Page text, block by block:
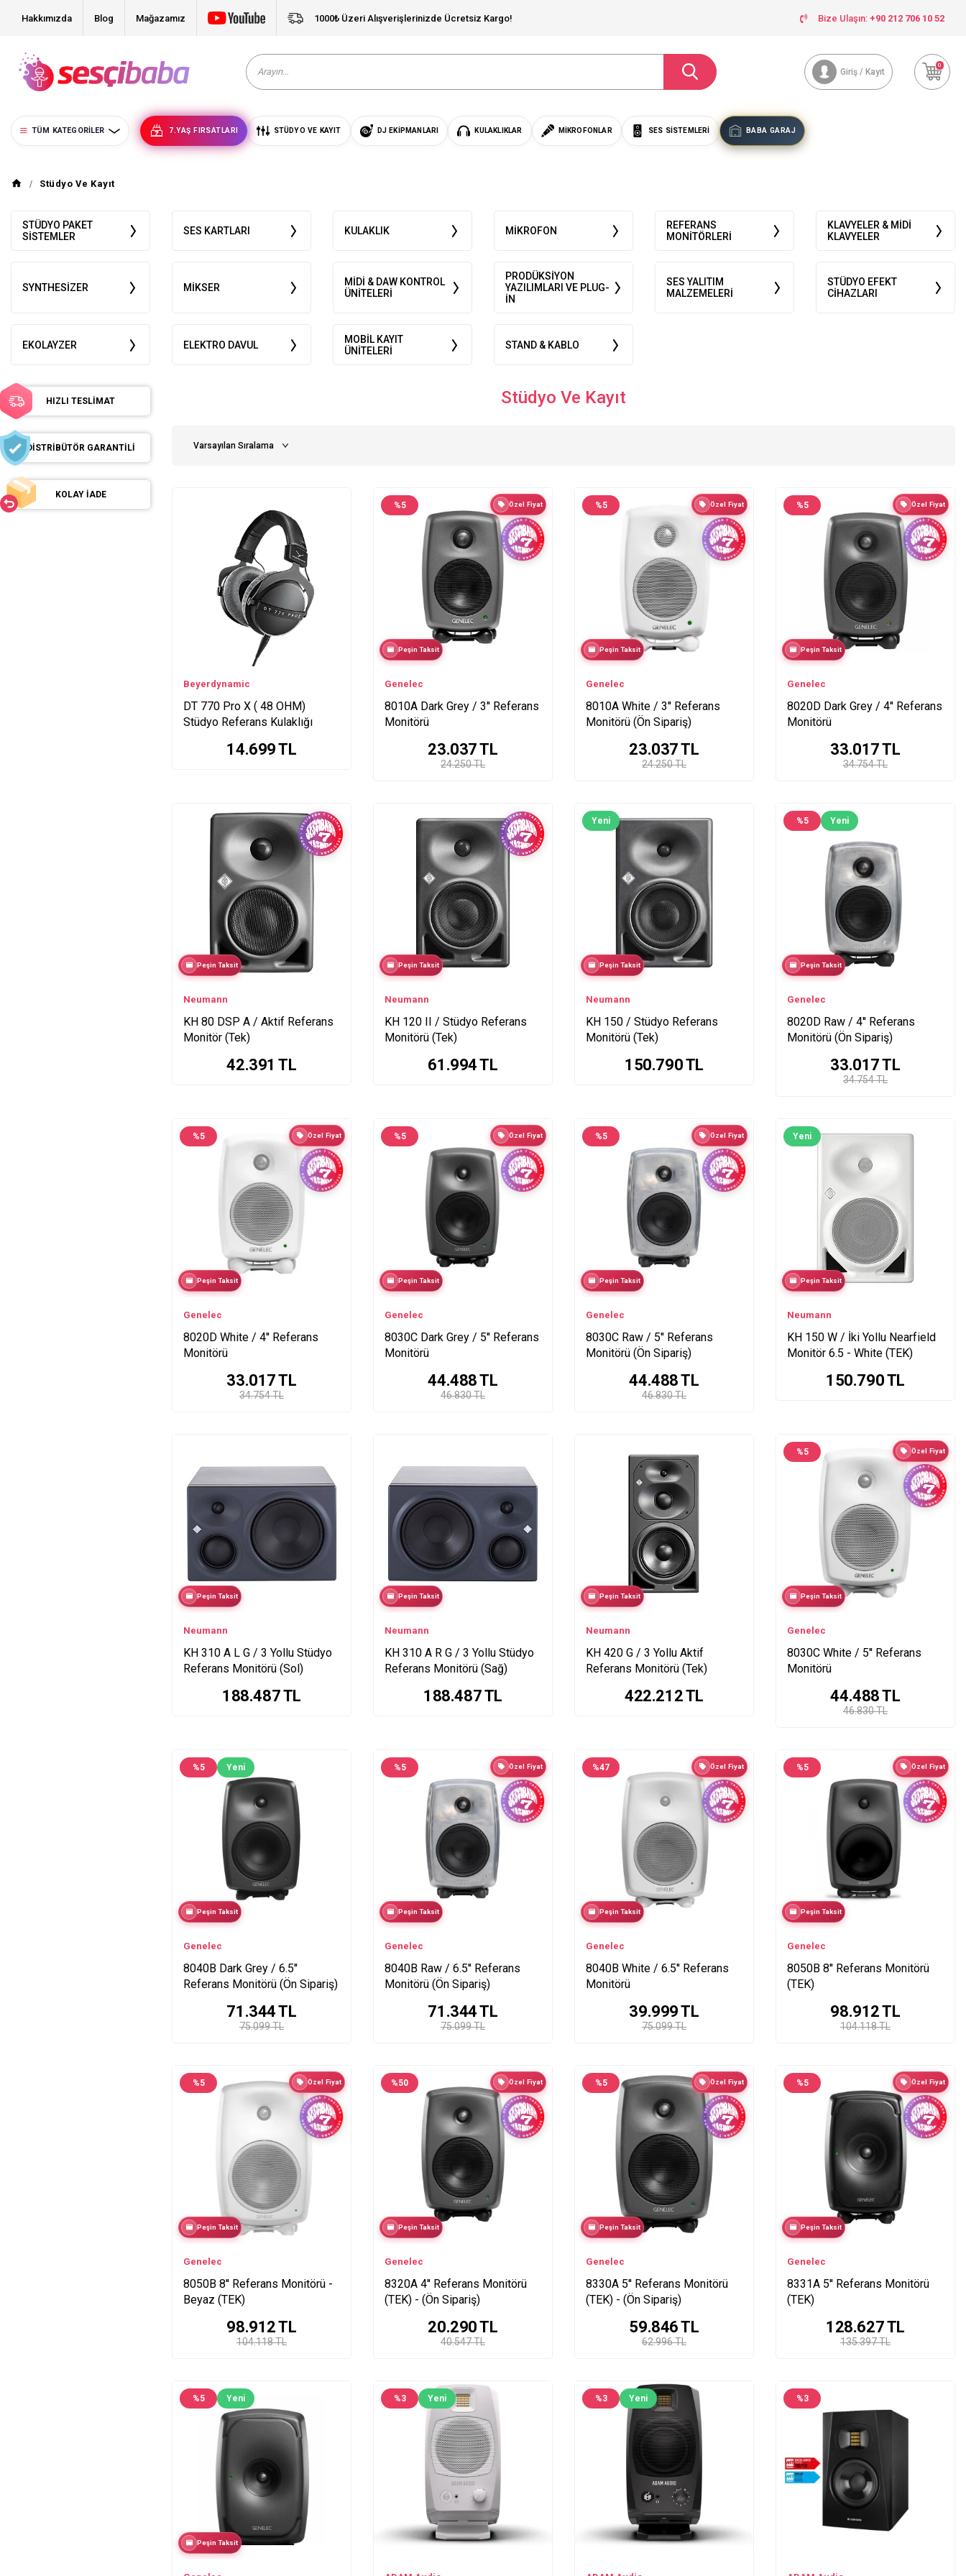
Hakkımızda Blog Mağazamız 1000₺ Üzeri Alışverişlerinizde Ücretsiz Kargo! Bize Ulaşın: +90 212 706 10 52
Giriş / Kayıt
0
TÜM KATEGORILER 7.YAŞ FIRSATLARI STÜDYO VE KAYIT DJ EKIPMANLARI KULAKLIKLAR MIKROFONLAR SES SISTEMLERI BABA GARAJ
Stüdyo Ve Kayıt
STÜDYO PAKET
SISTEMLER
SES KARTLARI KULAKLIK MIKROFON
REFERANS
MONITÖRLERI
KLAVYELER & MIDI
KLAVYELER
SYNTHESIZER MIKSER
MIDI & DAW KONTROL
ÜNITELERI
PRODÜKSIYON
YAZILIMLARI VE PLUG-
IN
SES YALITIM
MALZEMELERI
STÜDYO EFEKT
CIHAZLARI
EKOLAYZER ELEKTRO DAVUL
MOBIL KAYIT
ÜNITELERI
STAND & KABLO
HIZLI TESLİMAT
DİSTRİBÜTÖR GARANTİLİ
KOLAY İADE
Stüdyo Ve Kayıt
Beyerdynamic
DT 770 Pro X ( 48 OHM)
Stüdyo Referans Kulaklığı
14.699TL
%5 Özel Fiyat
Peşin Taksit
Genelec
8010A Dark Grey / 3'' Referans
Monitörü
24.250 TL
23.037TL
%5 Özel Fiyat
Peşin Taksit
Genelec
8010A White / 3'' Referans
Monitörü (Ön Sipariş)
24.250 TL
23.037TL
%5 Özel Fiyat
Peşin Taksit
Genelec
8020D Dark Grey / 4'' Referans
Monitörü
34.754 TL
33.017TL
Peşin Taksit
Neumann
KH 80 DSP A / Aktif Referans
Monitör (Tek)
42.391 TL
Peşin Taksit
Neumann
KH 120 II / Stüdyo Referans
Monitörü (Tek)
61.994TL
Yeni
Peşin Taksit
Neumann
KH 150 / Stüdyo Referans
Monitörü (Tek)
150.790TL
%5 Yeni
Peşin Taksit
Genelec
8020D Raw / 4′′ Referans
Monitörü (Ön Sipariş)
34.754 TL
33.017TL
%5 Özel Fiyat
Peşin Taksit
Genelec
8020D White / 4'' Referans
Monitörü
34.754 TL
33.017TL
%5 Özel Fiyat
Peşin Taksit
Genelec
8030C Dark Grey / 5'' Referans
Monitörü
46.830 TL
44.488TL
%5 Özel Fiyat
Peşin Taksit
Genelec
8030C Raw / 5'' Referans
Monitörü (Ön Sipariş)
46.830 TL
44.488TL
Yeni
Peşin Taksit
Neumann
KH 150 W / İki Yollu Nearfield
Monitör 6.5 - White (TEK)
150.790TL
Peşin Taksit
Neumann
KH 310 A L G / 3 Yollu Stüdyo
Referans Monitörü (Sol)
188.487TL
Peşin Taksit
Neumann
KH 310 A R G / 3 Yollu Stüdyo
Referans Monitörü (Sağ)
188.487TL
Peşin Taksit
Neumann
KH 420 G / 3 Yollu Aktif
Referans Monitörü (Tek)
422.212TL
%5 Özel Fiyat
Peşin Taksit
Genelec
8030C White / 5'' Referans
Monitörü
46.830 TL
44.488TL
%5 Yeni
Peşin Taksit
Genelec
8040B Dark Grey / 6.5′′
Referans Monitörü (Ön Sipariş)
75.099 TL
71.344TL
%5 Özel Fiyat
Peşin Taksit
Genelec
8040B Raw / 6.5'' Referans
Monitörü (Ön Sipariş)
75.099 TL
71.344TL
%47 Özel Fiyat
Peşin Taksit
Genelec
8040B White / 6.5'' Referans
Monitörü
75.099 TL
39.999TL
%5 Özel Fiyat
Peşin Taksit
Genelec
8050B 8'' Referans Monitörü
(TEK)
104.118 TL
98.912TL
%5 Özel Fiyat
Peşin Taksit
Genelec
8050B 8'' Referans Monitörü -
Beyaz (TEK)
104.118 TL
98.912TL
%50 Özel Fiyat
Peşin Taksit
Genelec
8320A 4'' Referans Monitörü
(TEK) - (Ön Sipariş)
40.547 TL
20.290TL
%5 Özel Fiyat
Peşin Taksit
Genelec
8330A 5'' Referans Monitörü
(TEK) - (Ön Sipariş)
62.996 TL
59.846TL
%5 Özel Fiyat
Peşin Taksit
Genelec
8331A 5'' Referans Monitörü
(TEK)
135.397 TL
128.627TL
%5 Yeni
Peşin Taksit
%3 Yeni %3 Yeni %3